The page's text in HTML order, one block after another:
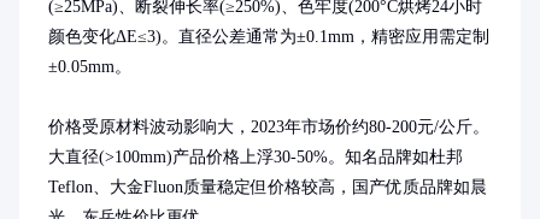
(≥25MPa)、断裂伸长率(≥250%)、色牢度(200°C烘烤24小时
颜色变化ΔE≤3)。直径公差通常为±0.1mm，精密应用需定制
±0.05mm。
价格受原材料波动影响大，2023年市场价约80-200元/公斤。
大直径(>100mm)产品价格上浮30-50%。知名品牌如杜邦
Teflon、大金Fluon质量稳定但价格较高，国产优质品牌如晨